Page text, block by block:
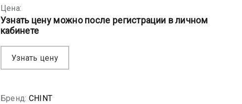
Цена:
Узнать цену можно после регистрации в личном
кабинете
Узнать цену
Бренд: CHINT